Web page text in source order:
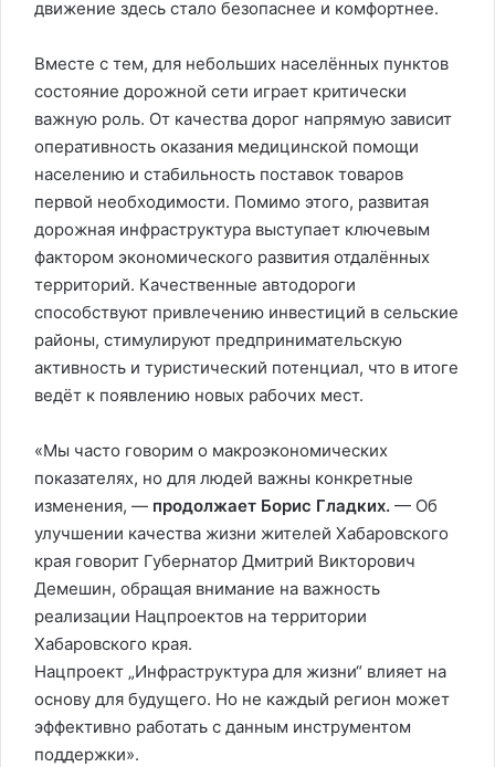
движение здесь стало безопаснее и комфортнее.
Вместе с тем, для небольших населённых пунктов
состояние дорожной сети играет критически
важную роль. От качества дорог напрямую зависит
оперативность оказания медицинской помощи
населению и стабильность поставок товаров
первой необходимости. Помимо этого, развитая
дорожная инфраструктура выступает ключевым
фактором экономического развития отдалённых
территорий. Качественные автодороги
способствуют привлечению инвестиций в сельские
районы, стимулируют предпринимательскую
активность и туристический потенциал, что в итоге
ведёт к появлению новых рабочих мест.
«Мы часто говорим о макроэкономических
показателях, но для людей важны конкретные
изменения, — продолжает Борис Гладких. — Об
улучшении качества жизни жителей Хабаровского
края говорит Губернатор Дмитрий Викторович
Демешин, обращая внимание на важность
реализации Нацпроектов на территории
Хабаровского края.
Нацпроект „Инфраструктура для жизни“ влияет на
основу для будущего. Но не каждый регион может
эффективно работать с данным инструментом
поддержки».